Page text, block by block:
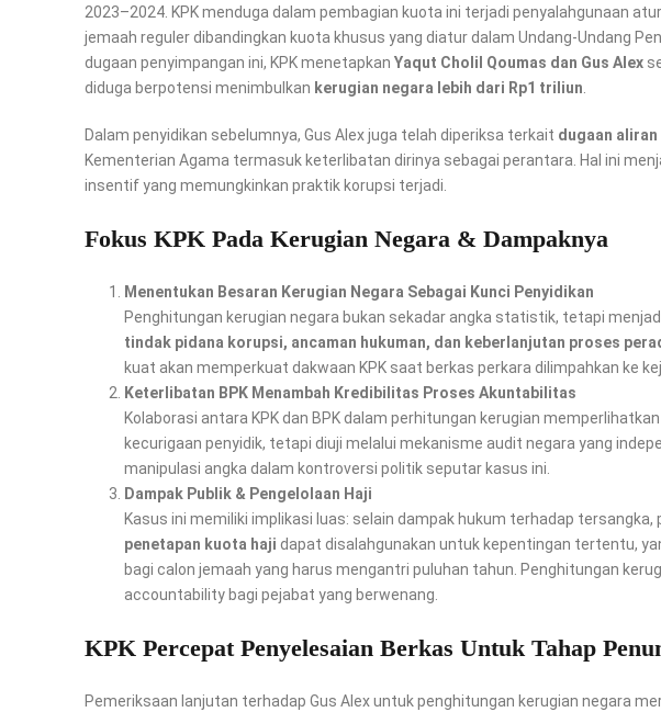
2023–2024. KPK menduga dalam pembagian kuota ini terjadi penyalahgunaan
jemaah reguler dibandingkan kuota khusus yang diatur dalam Undang-Undang
dugaan penyimpangan ini, KPK menetapkan Yaqut Cholil Qoumas dan Gus Alex
diduga berpotensi menimbulkan kerugian negara lebih dari Rp1 triliun
Dalam penyidikan sebelumnya, Gus Alex juga telah diperiksa terkait dugaan
Kementerian Agama termasuk keterlibatan dirinya sebagai perantara. Hal ini
insentif yang memungkinkan praktik korupsi terjadi.
Fokus KPK Pada Kerugian Negara & Dampaknya
Menentukan Besaran Kerugian Negara Sebagai Kunci Penyidikan
Penghitungan kerugian negara bukan sekadar angka statistik, tetapi
tindak pidana korupsi, ancaman hukuman, dan keberlanjutan proses
kuat akan memperkuat dakwaan KPK saat berkas perkara dilimpahkan ke
Keterlibatan BPK Menambah Kredibilitas Proses Akuntabilitas
Kolaborasi antara KPK dan BPK dalam perhitungan kerugian
kecurigaan penyidik, tetapi diuji melalui mekanisme audit negara yang
manipulasi angka dalam kontroversi politik seputar kasus ini.
Dampak Publik & Pengelolaan Haji
Kasus ini memiliki implikasi luas: selain dampak hukum terhadap
penetapan kuota haji dapat disalahgunakan untuk kepentingan tertentu,
bagi calon jemaah yang harus mengantri puluhan tahun. Penghitungan
accountability bagi pejabat yang berwenang.
KPK Percepat Penyelesaian Berkas Untuk Tahap
Pemeriksaan lanjutan terhadap Gus Alex untuk penghitungan kerugian negara